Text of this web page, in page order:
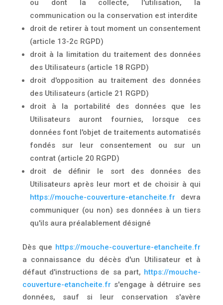
ou dont la collecte, l'utilisation, la
communication ou la conservation est interdite
droit de retirer à tout moment un consentement
(article 13-2c RGPD)
droit à la limitation du traitement des données
des Utilisateurs (article 18 RGPD)
droit d'opposition au traitement des données
des Utilisateurs (article 21 RGPD)
droit à la portabilité des données que les
Utilisateurs auront fournies, lorsque ces
données font l'objet de traitements automatisés
fondés sur leur consentement ou sur un
contrat (article 20 RGPD)
droit de définir le sort des données des
Utilisateurs après leur mort et de choisir à qui
https://mouche-couverture-etancheite.fr devra
communiquer (ou non) ses données à un tiers
qu'ils aura préalablement désigné
Dès que https://mouche-couverture-etancheite.fr
a connaissance du décès d'un Utilisateur et à
défaut d'instructions de sa part, https://mouche-
couverture-etancheite.fr s'engage à détruire ses
données, sauf si leur conservation s'avère